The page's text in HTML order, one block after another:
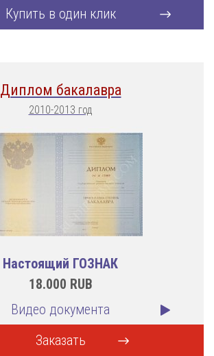
Купить в один клик
Диплом бакалавра
2010-2013 год
Настоящий ГОЗНАК
18.000 RUB
Видео документа
Заказать